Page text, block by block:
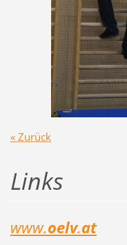
« Zurück
Links
www.oelv.at